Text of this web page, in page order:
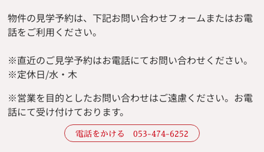
物件の見学予約は、下記お問い合わせフォームまたはお電
話をご利用ください。
※直近のご見学予約はお電話にてお問い合わせください。
※定休日/水・木
※営業を目的としたお問い合わせはご遠慮ください。 お電
話にて受け付けております。
電話をかける 053-474-6252